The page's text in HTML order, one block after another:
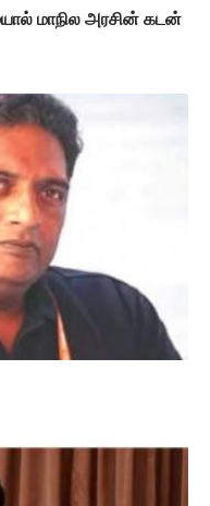
மாநில அரசின் கடன்